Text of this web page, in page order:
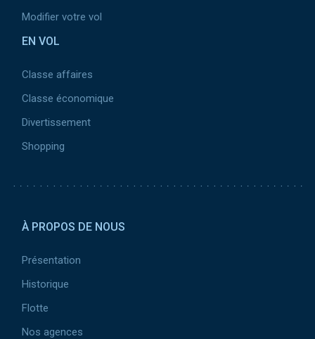
Modifier votre vol
EN VOL
Classe affaires
Classe économique
Divertissement
Shopping
À PROPOS DE NOUS
Présentation
Historique
Flotte
Nos agences